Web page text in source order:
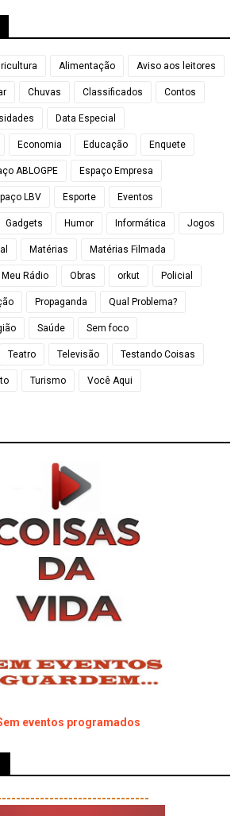
Alimentação Aviso aos leitores
Chuvas Classificados Contos
Data Especial
Economia Educação Enquete
ABLOGPE Espaço Empresa
LBV Esporte Eventos
Gadgets Humor Informática Jogos
Matérias Matérias Filmada
Meu Rádio Obras orkut Policial
Propaganda Qual Problema?
Saúde Sem foco
Teatro Televisão Testando Coisas
Turismo Você Aqui
eventos programados